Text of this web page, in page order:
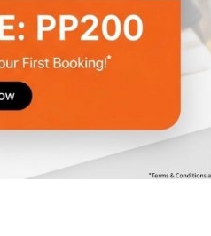
演：羅嘉駿 編審：黃